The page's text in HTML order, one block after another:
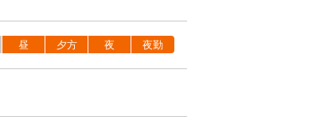
昼 夕方 夜 夜勤